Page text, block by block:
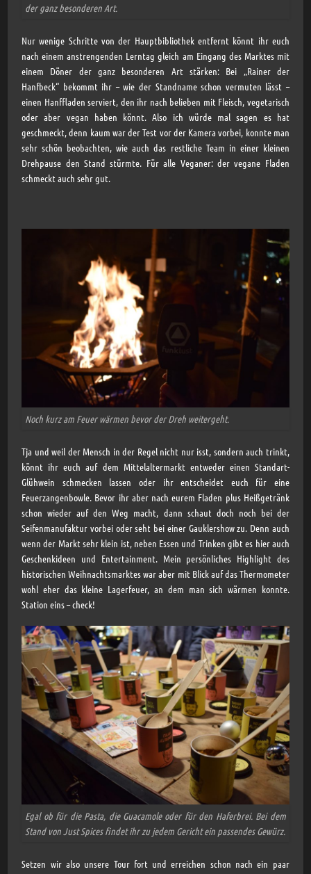
der ganz besonderen Art.
Nur wenige Schritte von der Hauptbibliothek entfernt könnt ihr euch
nach einem anstrengenden Lerntag gleich am Eingang des Marktes mit
einem Döner der ganz besonderen Art stärken: Bei „Rainer der
Hanfbeck“ bekommt ihr – wie der Standname schon vermuten lässt –
einen Hanffladen serviert, den ihr nach belieben mit Fleisch, vegetarisch
oder aber vegan haben könnt. Also ich würde mal sagen es hat
geschmeckt, denn kaum war der Test vor der Kamera vorbei, konnte man
sehr schön beobachten, wie auch das restliche Team in einer kleinen
Drehpause den Stand stürmte. Für alle Veganer: der vegane Fladen
schmeckt auch sehr gut.
Noch kurz am Feuer wärmen bevor der Dreh weitergeht.
Tja und weil der Mensch in der Regel nicht nur isst, sondern auch trinkt,
könnt ihr euch auf dem Mittelaltermarkt entweder einen Standart-
Glühwein schmecken lassen oder ihr entscheidet euch für eine
Feuerzangenbowle. Bevor ihr aber nach eurem Fladen plus Heißgetränk
schon wieder auf den Weg macht, dann schaut doch noch bei der
Seifenmanufaktur vorbei oder seht bei einer Gauklershow zu. Denn auch
wenn der Markt sehr klein ist, neben Essen und Trinken gibt es hier auch
Geschenkideen und Entertainment. Mein persönliches Highlight des
historischen Weihnachtsmarktes war aber mit Blick auf das Thermometer
wohl eher das kleine Lagerfeuer, an dem man sich wärmen konnte.
Station eins – check!
Egal ob für die Pasta, die Guacamole oder für den Haferbrei. Bei dem
Stand von Just Spices findet ihr zu jedem Gericht ein passendes Gewürz.
Setzen wir also unsere Tour fort und erreichen schon nach ein paar